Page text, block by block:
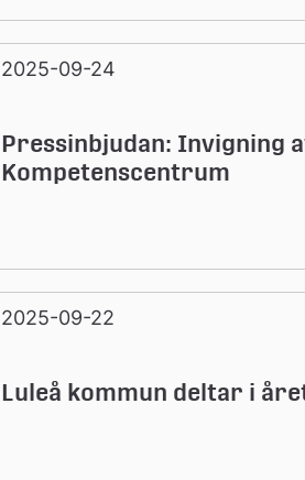
2025-09-24
Pressinbjudan: Invigning
Kompetenscentrum
2025-09-22
Luleå kommun deltar i